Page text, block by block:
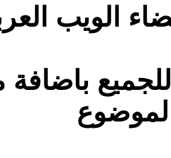
الويب